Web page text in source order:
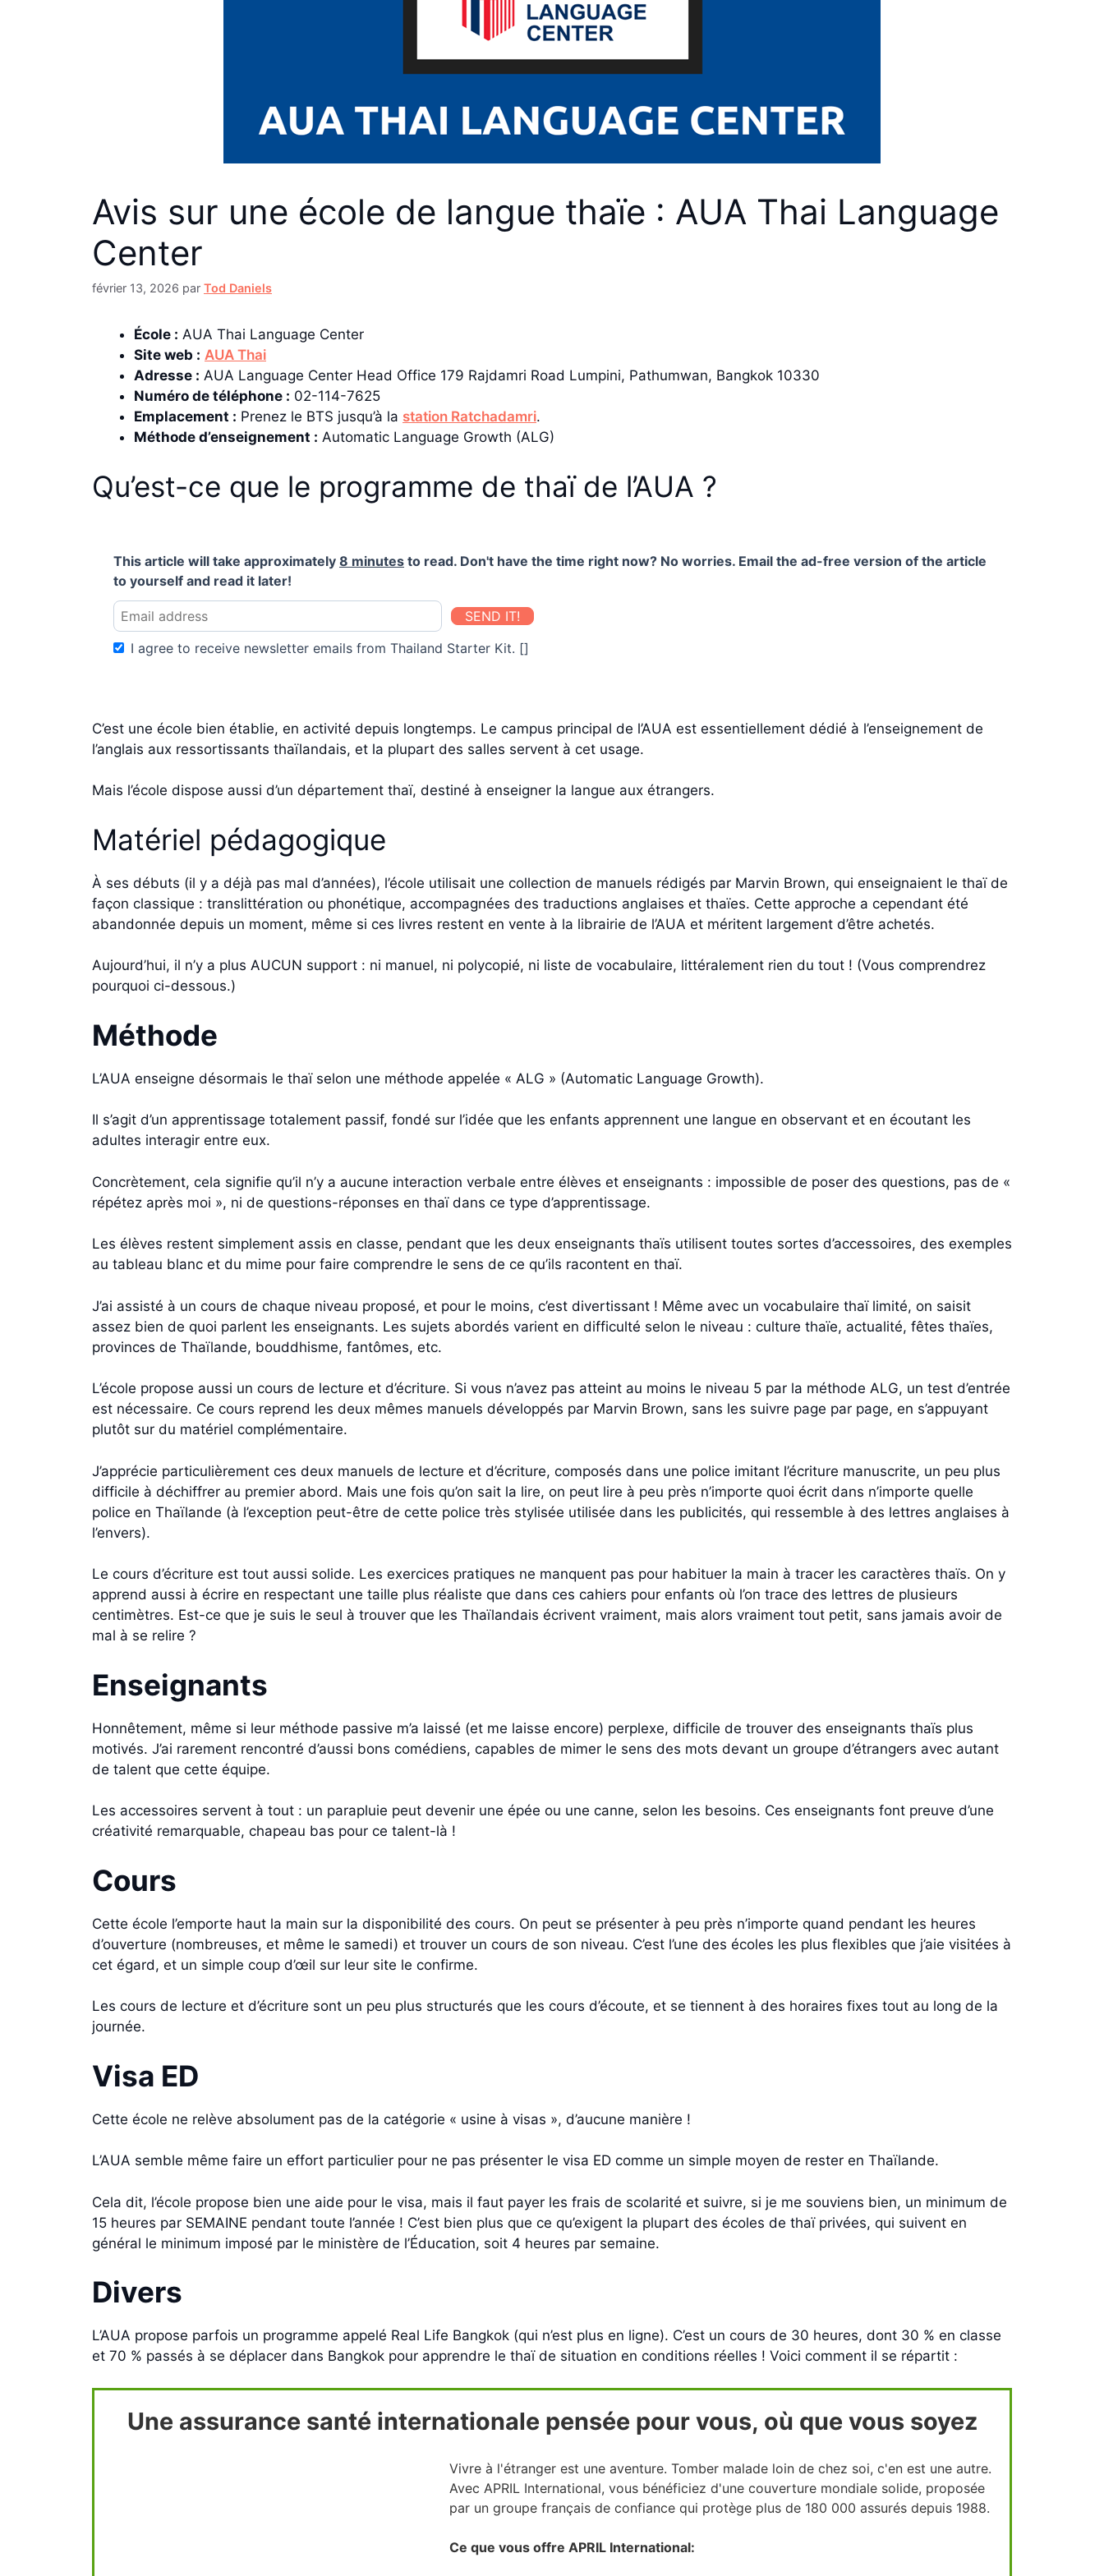
Avis sur une école de langue thaïe : AUA Thai Language
Center
février 13, 2026 par Tod Daniels
École : AUA Thai Language Center
Site web : AUA Thai
Adresse : AUA Language Center Head Office 179 Rajdamri Road Lumpini, Pathumwan, Bangkok 10330
Numéro de téléphone : 02-114-7625
Emplacement : Prenez le BTS jusqu’à la station Ratchadamri.
Méthode d’enseignement : Automatic Language Growth (ALG)
Qu’est-ce que le programme de thaï de l’AUA ?
This article will take approximately 8 minutes to read. Don't have the time right now? No worries. Email the ad-free version of the article
to yourself and read it later!
SEND IT!
I agree to receive newsletter emails from Thailand Starter Kit. []
C’est une école bien établie, en activité depuis longtemps. Le campus principal de l’AUA est essentiellement dédié à l’enseignement de
l’anglais aux ressortissants thaïlandais, et la plupart des salles servent à cet usage.
Mais l’école dispose aussi d’un département thaï, destiné à enseigner la langue aux étrangers.
Matériel pédagogique
À ses débuts (il y a déjà pas mal d’années), l’école utilisait une collection de manuels rédigés par Marvin Brown, qui enseignaient le thaï de
façon classique : translittération ou phonétique, accompagnées des traductions anglaises et thaïes. Cette approche a cependant été
abandonnée depuis un moment, même si ces livres restent en vente à la librairie de l’AUA et méritent largement d’être achetés.
Aujourd’hui, il n’y a plus AUCUN support : ni manuel, ni polycopié, ni liste de vocabulaire, littéralement rien du tout ! (Vous comprendrez
pourquoi ci-dessous.)
Méthode
L’AUA enseigne désormais le thaï selon une méthode appelée « ALG » (Automatic Language Growth).
Il s’agit d’un apprentissage totalement passif, fondé sur l’idée que les enfants apprennent une langue en observant et en écoutant les
adultes interagir entre eux.
Concrètement, cela signifie qu’il n’y a aucune interaction verbale entre élèves et enseignants : impossible de poser des questions, pas de «
répétez après moi », ni de questions-réponses en thaï dans ce type d’apprentissage.
Les élèves restent simplement assis en classe, pendant que les deux enseignants thaïs utilisent toutes sortes d’accessoires, des exemples
au tableau blanc et du mime pour faire comprendre le sens de ce qu’ils racontent en thaï.
J’ai assisté à un cours de chaque niveau proposé, et pour le moins, c’est divertissant ! Même avec un vocabulaire thaï limité, on saisit
assez bien de quoi parlent les enseignants. Les sujets abordés varient en difficulté selon le niveau : culture thaïe, actualité, fêtes thaïes,
provinces de Thaïlande, bouddhisme, fantômes, etc.
L’école propose aussi un cours de lecture et d’écriture. Si vous n’avez pas atteint au moins le niveau 5 par la méthode ALG, un test d’entrée
est nécessaire. Ce cours reprend les deux mêmes manuels développés par Marvin Brown, sans les suivre page par page, en s’appuyant
plutôt sur du matériel complémentaire.
J’apprécie particulièrement ces deux manuels de lecture et d’écriture, composés dans une police imitant l’écriture manuscrite, un peu plus
difficile à déchiffrer au premier abord. Mais une fois qu’on sait la lire, on peut lire à peu près n’importe quoi écrit dans n’importe quelle
police en Thaïlande (à l’exception peut-être de cette police très stylisée utilisée dans les publicités, qui ressemble à des lettres anglaises à
l’envers).
Le cours d’écriture est tout aussi solide. Les exercices pratiques ne manquent pas pour habituer la main à tracer les caractères thaïs. On y
apprend aussi à écrire en respectant une taille plus réaliste que dans ces cahiers pour enfants où l’on trace des lettres de plusieurs
centimètres. Est-ce que je suis le seul à trouver que les Thaïlandais écrivent vraiment, mais alors vraiment tout petit, sans jamais avoir de
mal à se relire ?
Enseignants
Honnêtement, même si leur méthode passive m’a laissé (et me laisse encore) perplexe, difficile de trouver des enseignants thaïs plus
motivés. J’ai rarement rencontré d’aussi bons comédiens, capables de mimer le sens des mots devant un groupe d’étrangers avec autant
de talent que cette équipe.
Les accessoires servent à tout : un parapluie peut devenir une épée ou une canne, selon les besoins. Ces enseignants font preuve d’une
créativité remarquable, chapeau bas pour ce talent-là !
Cours
Cette école l’emporte haut la main sur la disponibilité des cours. On peut se présenter à peu près n’importe quand pendant les heures
d’ouverture (nombreuses, et même le samedi) et trouver un cours de son niveau. C’est l’une des écoles les plus flexibles que j’aie visitées à
cet égard, et un simple coup d’œil sur leur site le confirme.
Les cours de lecture et d’écriture sont un peu plus structurés que les cours d’écoute, et se tiennent à des horaires fixes tout au long de la
journée.
Visa ED
Cette école ne relève absolument pas de la catégorie « usine à visas », d’aucune manière !
L’AUA semble même faire un effort particulier pour ne pas présenter le visa ED comme un simple moyen de rester en Thaïlande.
Cela dit, l’école propose bien une aide pour le visa, mais il faut payer les frais de scolarité et suivre, si je me souviens bien, un minimum de
15 heures par SEMAINE pendant toute l’année ! C’est bien plus que ce qu’exigent la plupart des écoles de thaï privées, qui suivent en
général le minimum imposé par le ministère de l’Éducation, soit 4 heures par semaine.
Divers
L’AUA propose parfois un programme appelé Real Life Bangkok (qui n’est plus en ligne). C’est un cours de 30 heures, dont 30 % en classe
et 70 % passés à se déplacer dans Bangkok pour apprendre le thaï de situation en conditions réelles ! Voici comment il se répartit :
Une assurance santé internationale pensée pour vous, où que vous soyez
Vivre à l'étranger est une aventure. Tomber malade loin de chez soi, c'en est une autre.
Avec APRIL International, vous bénéficiez d'une couverture mondiale solide, proposée
par un groupe français de confiance qui protège plus de 180 000 assurés depuis 1988.
Ce que vous offre APRIL International: